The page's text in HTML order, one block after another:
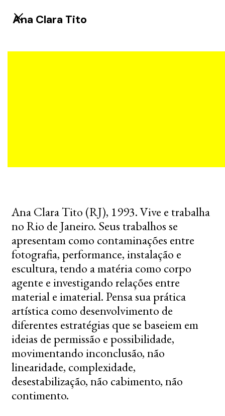
Ana Clara Tito
Ana Clara Tito (RJ), 1993. Vive e trabalha
no Rio de Janeiro. Seus trabalhos se
apresentam como contaminações entre
fotografia, performance, instalação e
escultura, tendo a matéria como corpo
agente e investigando relações entre
material e imaterial. Pensa sua prática
artística como desenvolvimento de
diferentes estratégias que se baseiem em
ideias de permissão e possibilidade,
movimentando inconclusão, não
linearidade, complexidade,
desestabilização, não cabimento, não
contimento.